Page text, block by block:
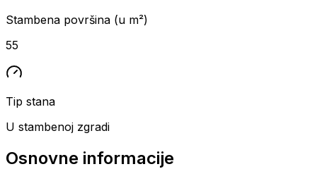
Stambena površina (u m²)
55
Tip stana
U stambenoj zgradi
Osnovne informacije